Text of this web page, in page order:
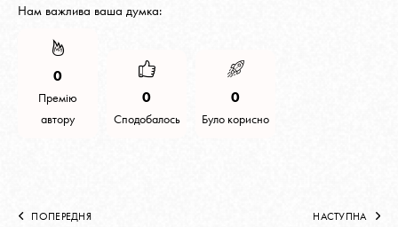
Нам важлива ваша думка:
0
Премію
автору
0
Сподобалось
0
Було корисно
ПОПЕРЕДНЯ НАСТУПНА